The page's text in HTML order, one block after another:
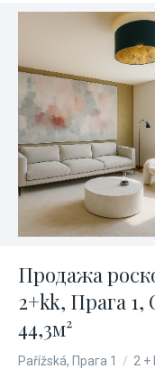
Продажа
2+kk, Прага
44,3м²
Pařížská, Прага 1 / 2 +